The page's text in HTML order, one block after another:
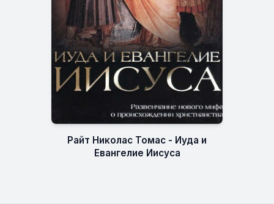
Райт Николас Томас - Иуда и
Евангелие Иисуса